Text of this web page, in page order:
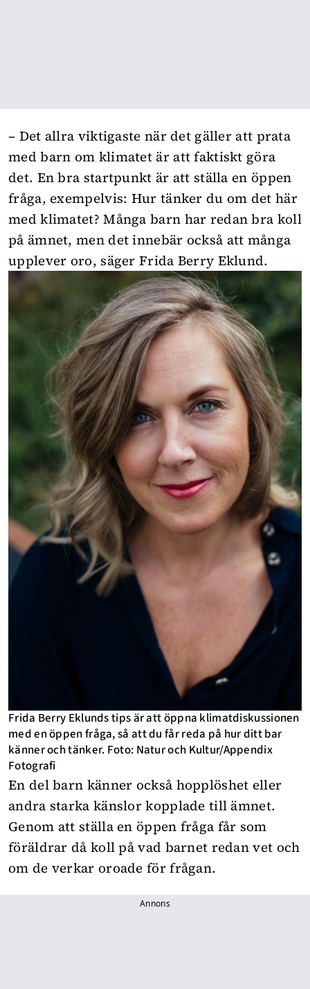
– Det allra viktigaste när det gäller att prata
med barn om klimatet är att faktiskt göra
det. En bra startpunkt är att ställa en öppen
fråga, exempelvis: Hur tänker du om det här
med klimatet? Många barn har redan bra koll
på ämnet, men det innebär också att många
upplever oro, säger Frida Berry Eklund.
Frida Berry Eklunds tips är att öppna klimatdiskussionen
med en öppen fråga, så att du får reda på hur ditt bar
känner och tänker. Foto: Natur och Kultur/Appendix
Fotografi
En del barn känner också hopplöshet eller
andra starka känslor kopplade till ämnet.
Genom att ställa en öppen fråga får som
föräldrar då koll på vad barnet redan vet och
om de verkar oroade för frågan.
Annons